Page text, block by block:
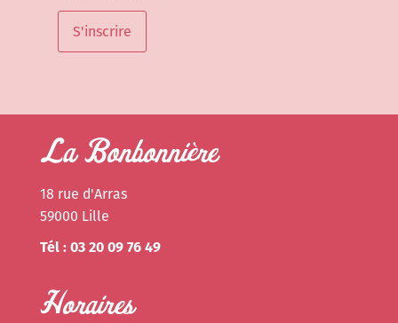
S'inscrire
La Bonbonnière
18 rue d'Arras
59000 Lille
Tél : 03 20 09 76 49
Horaires